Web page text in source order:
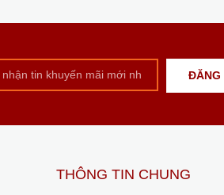
THÔNG TIN CHUNG